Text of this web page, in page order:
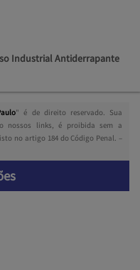
Industrial Antiderrapante
" é de direito reservado. Sua
nossos links, é proibida sem a
no artigo 184 do Código Penal. –